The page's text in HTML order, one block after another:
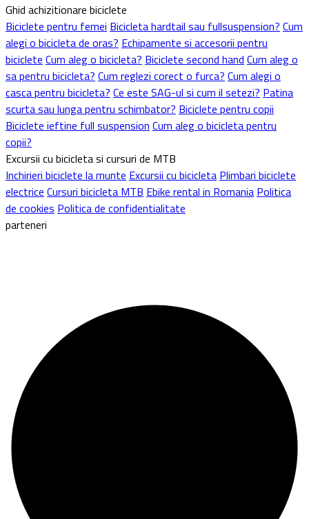
Ghid achizitionare biciclete
Biciclete pentru femei Bicicleta hardtail sau fullsuspension? Cum
alegi o bicicleta de oras? Echipamente si accesorii pentru
biciclete Cum aleg o bicicleta? Biciclete second hand Cum aleg o
sa pentru bicicleta? Cum reglezi corect o furca? Cum alegi o
casca pentru bicicleta? Ce este SAG-ul si cum il setezi? Patina
scurta sau lunga pentru schimbator? Biciclete pentru copii
Biciclete ieftine full suspension Cum aleg o bicicleta pentru
copii?
Excursii cu bicicleta si cursuri de MTB
Inchirieri biciclete la munte Excursii cu bicicleta Plimbari biciclete
electrice Cursuri bicicleta MTB Ebike rental in Romania Politica
de cookies Politica de confidentialitate
parteneri